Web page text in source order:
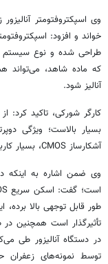
وی اسپکتروفتومتر
خواند و افزود:
طراحی شده و نوع سیستم
که ماده شاهد، می‌تواند
آنالیز شود.
کارگر شورکی، تاکید کرد:
بسیار بالاست؛ ویژگی
آشکارساز CMOS، بسیار کاربردی و مفید است.
وی ضمن اشاره به اینکه
طور قابل توجهی بالا برده،
تأثیرگذار است همچنین
در دستگاه آنالیزور طی
توسط نمونه‌های